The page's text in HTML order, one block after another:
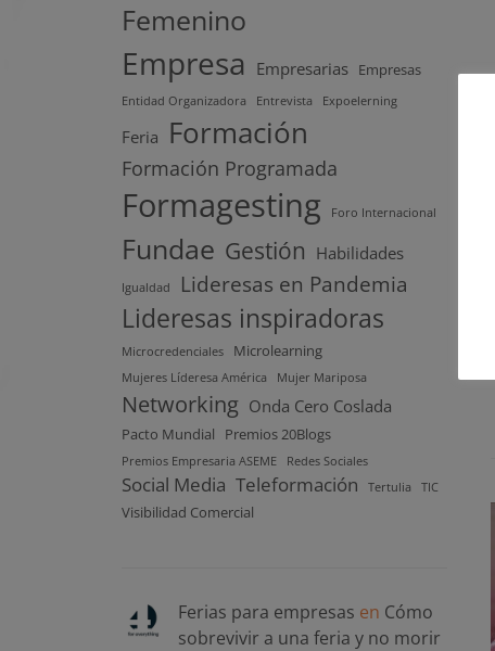
Femenino
Empresa Empresarias Empresas
Entidad Organizadora Entrevista Expoelerning
Feria Formación
Formación Programada
Formagesting Foro Internacional
Fundae Gestión Habilidades
Igualdad Lideresas en Pandemia
Lideresas inspiradoras
Microcredenciales Microlearning
Mujeres Líderesa América Mujer Mariposa
Networking Onda Cero Coslada
Pacto Mundial Premios 20Blogs
Premios Empresaria ASEME Redes Sociales
Social Media Teleformación Tertulia TIC
Visibilidad Comercial
Ferias para empresas en Cómo
sobrevivir a una feria y no morir